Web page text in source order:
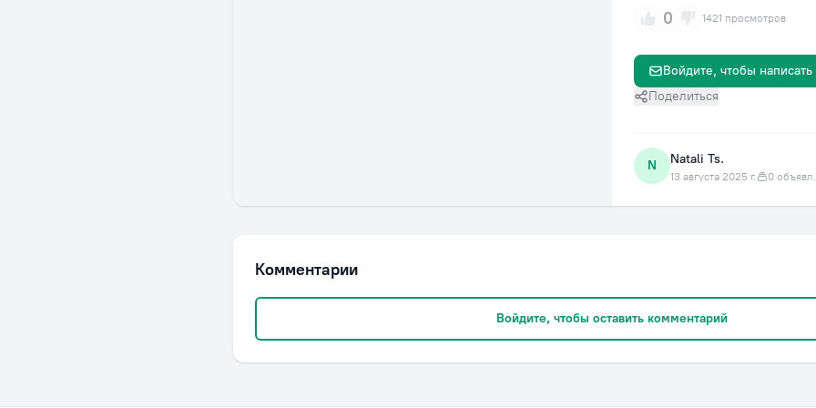
0 1421 просмотров
Поделиться
Войдите, чтобы
N Natali Ts.
13 августа 2025 г. 0 объявл.
Комментарии
Войдите, чтобы оставить комментарий